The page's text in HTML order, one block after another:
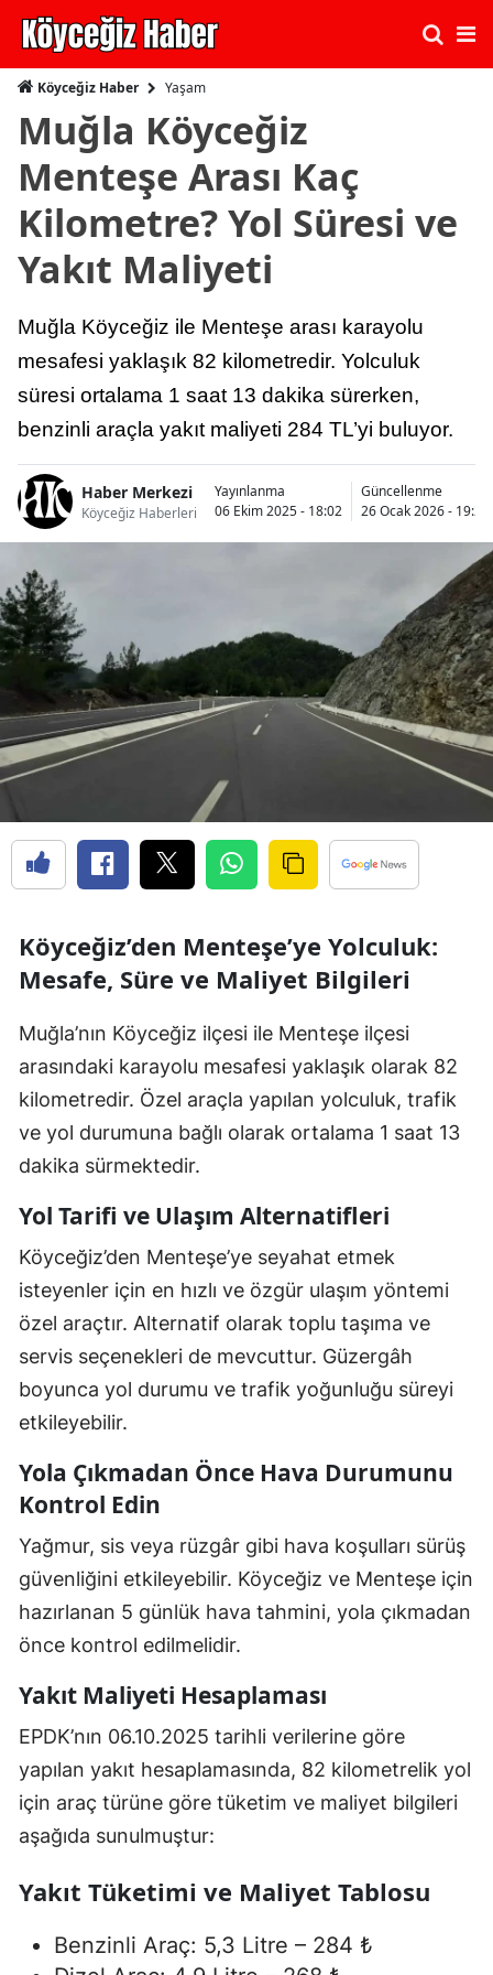
Köyceğiz Haber Yaşam
Muğla Köyceğiz
Menteşe Arası Kaç
Kilometre? Yol Süresi ve
Yakıt Maliyeti
Muğla Köyceğiz ile Menteşe arası karayolu
mesafesi yaklaşık 82 kilometredir. Yolculuk
süresi ortalama 1 saat 13 dakika sürerken,
benzinli araçla yakıt maliyeti 284 TL’yi buluyor.
Haber Merkezi
Köyceğiz Haberleri
Yayınlanma
06 Ekim 2025 - 18:02
Güncellenme
26 Ocak 2026 - 19:28
Köyceğiz’den Menteşe’ye Yolculuk:
Mesafe, Süre ve Maliyet Bilgileri
Muğla’nın Köyceğiz ilçesi ile Menteşe ilçesi
arasındaki karayolu mesafesi yaklaşık olarak 82
kilometredir. Özel araçla yapılan yolculuk, trafik
ve yol durumuna bağlı olarak ortalama 1 saat 13
dakika sürmektedir.
Yol Tarifi ve Ulaşım Alternatifleri
Köyceğiz’den Menteşe’ye seyahat etmek
isteyenler için en hızlı ve özgür ulaşım yöntemi
özel araçtır. Alternatif olarak toplu taşıma ve
servis seçenekleri de mevcuttur. Güzergâh
boyunca yol durumu ve trafik yoğunluğu süreyi
etkileyebilir.
Yola Çıkmadan Önce Hava Durumunu
Kontrol Edin
Yağmur, sis veya rüzgâr gibi hava koşulları sürüş
güvenliğini etkileyebilir. Köyceğiz ve Menteşe için
hazırlanan 5 günlük hava tahmini, yola çıkmadan
önce kontrol edilmelidir.
Yakıt Maliyeti Hesaplaması
EPDK’nın 06.10.2025 tarihli verilerine göre
yapılan yakıt hesaplamasında, 82 kilometrelik yol
için araç türüne göre tüketim ve maliyet bilgileri
aşağıda sunulmuştur:
Yakıt Tüketimi ve Maliyet Tablosu
Benzinli Araç: 5,3 Litre – 284 ₺